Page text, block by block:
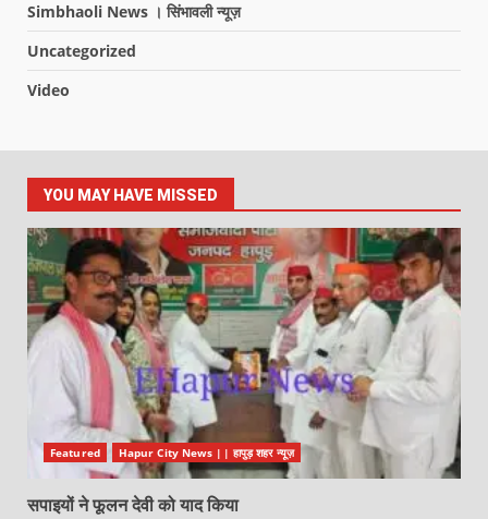
Simbhaoli News । सिंभावली न्यूज़
Uncategorized
Video
YOU MAY HAVE MISSED
Featured Hapur City News || हापुड़ शहर न्यूज़
सपाइयों ने फूलन देवी को याद किया